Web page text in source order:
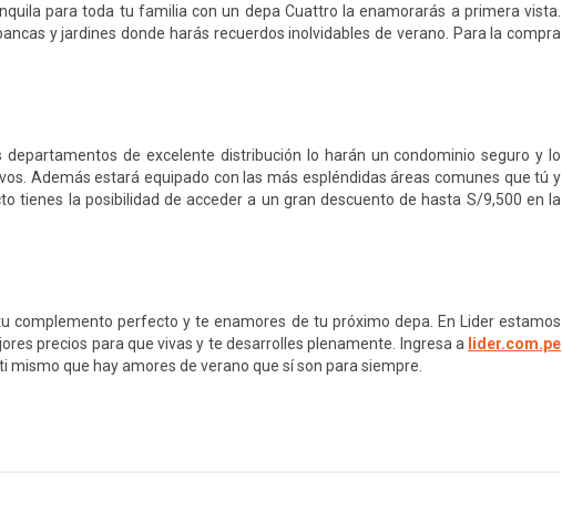
para toda tu familia con un depa Cuattro la enamorarás a primera vista.
y jardines donde harás recuerdos inolvidables de verano. Para la compra
de excelente distribución lo harán un condominio seguro y lo
Además estará equipado con las más espléndidas áreas comunes que tú y
tienes la posibilidad de acceder a un gran descuento de hasta S/9,500 en la
complemento perfecto y te enamores de tu próximo depa. En Lider estamos
precios para que vivas y te desarrolles plenamente. Ingresa a lider.com.pe
que hay amores de verano que sí son para siempre.